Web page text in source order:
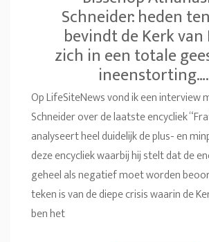
Schneider: heden
bevindt de Kerk van
zich in een totale
Op LifeSiteNews vond ik een interview
Schneider over de laatste encycliek
analyseert heel duidelijk de plus- en
deze encycliek waarbij hij stelt dat de
geheel als negatief moet worden
teken is van de diepe crisis waarin de
ben het